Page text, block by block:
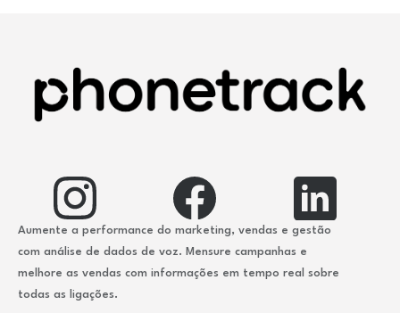
Aumente a performance do marketing, vendas e gestão
com análise de dados de voz. Mensure campanhas e
melhore as vendas com informações em tempo real sobre
todas as ligações.